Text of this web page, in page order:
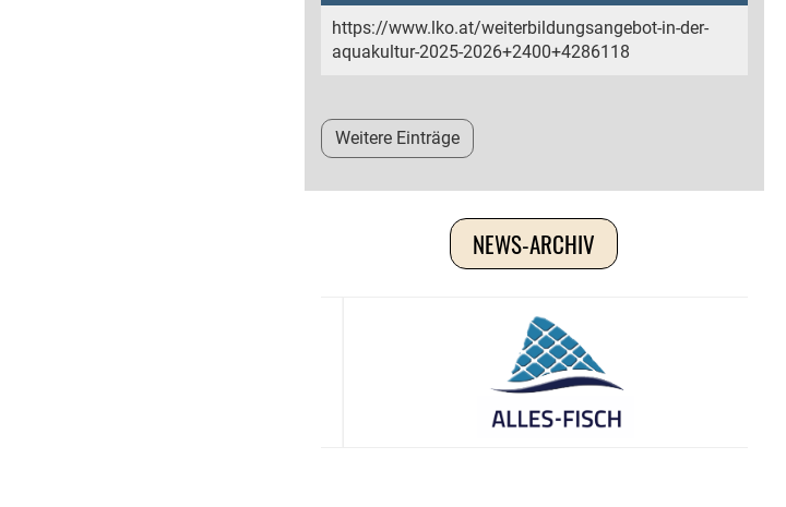
https://www.lko.at/weiterbildungsangebot-in-der-
aquakultur-2025-2026+2400+4286118
Weitere Einträge
NEWS-ARCHIV